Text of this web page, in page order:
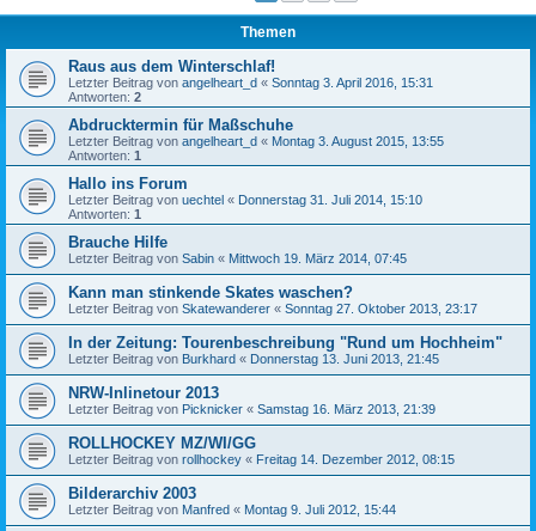
Themen
Raus aus dem Winterschlaf!
Letzter Beitrag von angelheart_d « Sonntag 3. April 2016, 15:31
Antworten: 2
Abdrucktermin für Maßschuhe
Letzter Beitrag von angelheart_d « Montag 3. August 2015, 13:55
Antworten: 1
Hallo ins Forum
Letzter Beitrag von uechtel « Donnerstag 31. Juli 2014, 15:10
Antworten: 1
Brauche Hilfe
Letzter Beitrag von Sabin « Mittwoch 19. März 2014, 07:45
Kann man stinkende Skates waschen?
Letzter Beitrag von Skatewanderer « Sonntag 27. Oktober 2013, 23:17
In der Zeitung: Tourenbeschreibung "Rund um Hochheim"
Letzter Beitrag von Burkhard « Donnerstag 13. Juni 2013, 21:45
NRW-Inlinetour 2013
Letzter Beitrag von Picknicker « Samstag 16. März 2013, 21:39
ROLLHOCKEY MZ/WI/GG
Letzter Beitrag von rollhockey « Freitag 14. Dezember 2012, 08:15
Bilderarchiv 2003
Letzter Beitrag von Manfred « Montag 9. Juli 2012, 15:44